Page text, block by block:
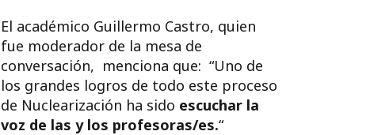
El académico Guillermo Castro, quien
fue moderador de la mesa de
conversación, menciona que: “Uno de
los grandes logros de todo este proceso
de Nuclearización ha sido escuchar la
voz de las y los profesoras/es.“